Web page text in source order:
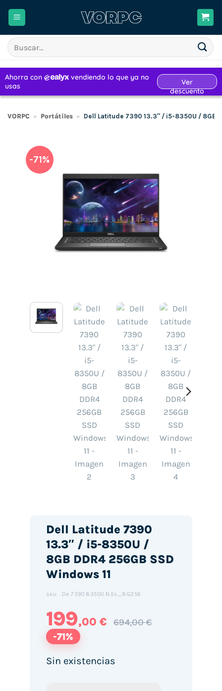
Buscar
por:
VORPC » Portátiles » Dell Latitude 7390 13.3″ / i5-8350U / 8GB
-71%
Dell Latitude 7390
13.3″ / i5-8350U /
8GB DDR4 256GB SSD
Windows 11
SKU: De.7390.8350U.N.Es_8G256
199,00 € 694,00 €
-71%
Sin existencias